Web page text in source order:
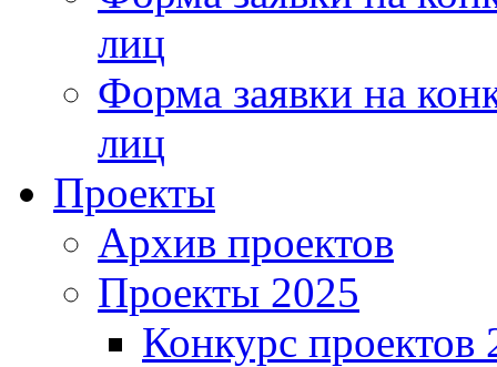
лиц
Форма заявки на
лиц
Проекты
Архив проектов
Проекты 2025
Конкурс проектов